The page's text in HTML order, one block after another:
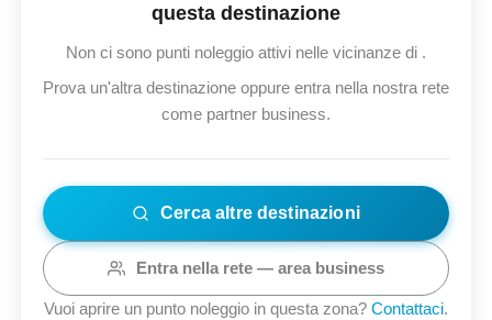
questa destinazione
Non ci sono punti noleggio attivi nelle vicinanze di .
Prova un'altra destinazione oppure entra nella nostra rete
come partner business.
Cerca altre destinazioni
Entra nella rete — area business
Vuoi aprire un punto noleggio in questa zona? Contattaci.